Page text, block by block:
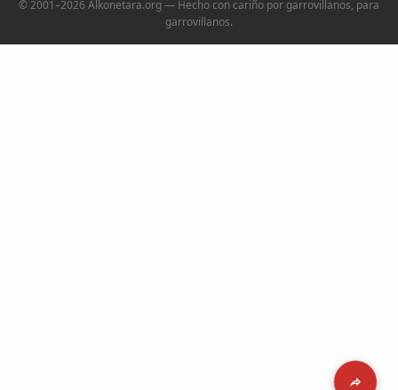
© 2001–2026 Alkonetara.org — Hecho con cariño por garrovillanos, para
garrovillanos.